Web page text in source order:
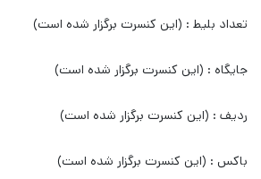
تعداد بلیط : (این کنسرت برگزار شده است)
جایگاه : (این کنسرت برگزار شده است)
ردیف : (این کنسرت برگزار شده است)
باکس : (این کنسرت برگزار شده است)